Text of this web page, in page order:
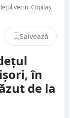
vecin. Copilaș
Salvează
în
de la